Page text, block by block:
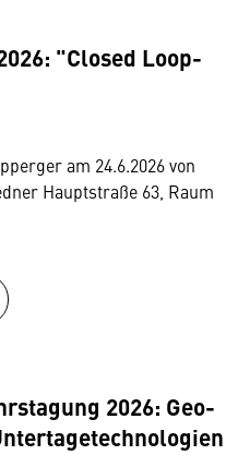
"Closed Loop-
am 24.6.2026 von
Hauptstraße 63, Raum
2026: Geo-